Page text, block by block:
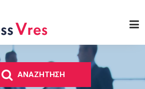
κυρίως περιεχόμενο
ΑΝΑΖΗΤΗΣΗ